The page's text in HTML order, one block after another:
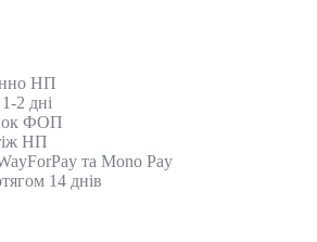
НП
2 дні
ФОП
НП
та Mono Pay
14 днів